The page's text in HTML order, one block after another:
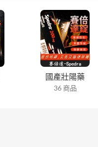
國產壯陽藥
36 商品